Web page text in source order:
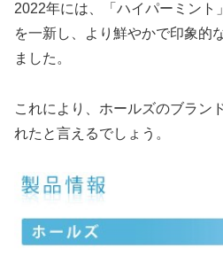
2022年には、「ハイパーミント
を一新し、より鮮やかで印象的
ました。
これにより、ホールズのブラン
れたと言えるでしょう。